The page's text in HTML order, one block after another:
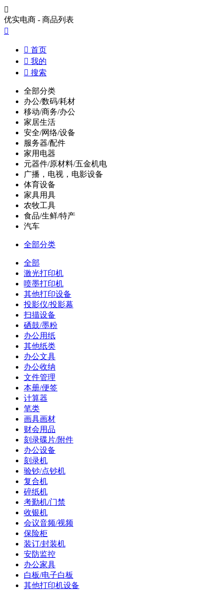

优实电商 - 商品列表

 首页
 我的
 搜索
全部分类
办公/数码/耗材
移动/商务/办公
家居生活
安全/网络/设备
服务器/配件
家用电器
元器件/原材料/五金机电
广播，电视，电影设备
体育设备
家具用具
农牧工具
食品/生鲜/特产
汽车
全部分类
全部
激光打印机
喷墨打印机
其他打印设备
投影仪/投影幕
扫描设备
硒鼓/墨粉
办公用纸
其他纸类
办公文具
办公收纳
文件管理
本册/便签
计算器
笔类
画具画材
财会用品
刻录碟片/附件
办公设备
刻录机
验钞/点钞机
复合机
碎纸机
考勤机/门禁
收银机
会议音频/视频
保险柜
装订/封装机
安防监控
办公家具
白板/电子白板
其他打印机设备